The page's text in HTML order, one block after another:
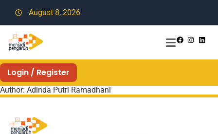
August 8, 2026
Login / Register
Author: Adinda Putri Ramadhani